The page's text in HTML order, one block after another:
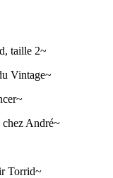
taille 2~
Vintage~
chez André~
Torrid~